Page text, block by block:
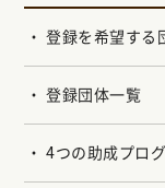
登録を希望する
登録団体一覧
4つの助成プロ